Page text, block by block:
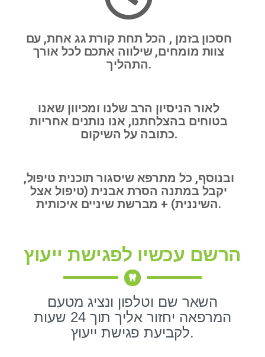
חסכון בזמן , הכל תחת קורת גג אחת, עם
צוות מומחים, שילווה אתכם לכל אורך
התהליך.
לאור הניסיון הרב שלנו ומכיוון שאנו
בטוחים בהצלחתנו, אנו נותנים אחריות
כתובה על השיקום.
ובנוסף, כל מתרפא שיסגור תוכנית טיפול,
יקבל במתנה הסרת אבנית (טיפול אצל
השיננית) + מברשת שיניים איכותית.
הרשם עכשיו לפגישת ייעוץ
השאר שם וטלפון ונציג מטעם
המרפאה יחזור אליך תוך 24 שעות
לקביעת פגישת ייעוץ.